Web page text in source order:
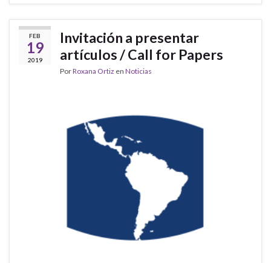
FEB
19
2019
Invitación a presentar
artículos / Call for Papers
PorRoxana Ortiz en Noticias